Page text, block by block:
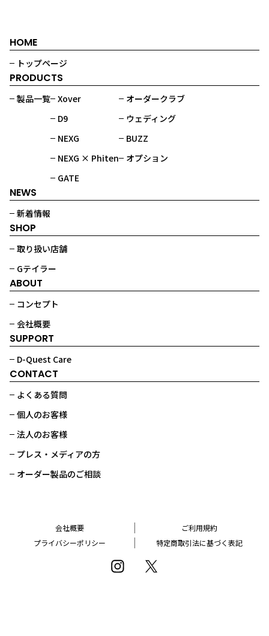
HOME
トップページ
PRODUCTS
製品一覧 Xover
D9
NEXG
NEXG × Phiten
GATE
オーダークラブ
ウェディング
BUZZ
オプション
NEWS
新着情報
SHOP
取り扱い店舗
Gテイラー
ABOUT
コンセプト
会社概要
SUPPORT
D-Quest Care
CONTACT
よくある質問
個人のお客様
法人のお客様
プレス・メディアの方
オーダー製品のご相談
会社概要
ご利用規約
プライバシーポリシー
特定商取引法に基づく表記